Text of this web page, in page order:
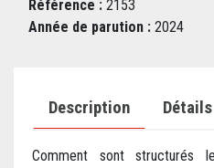
Référence : 2153
Année de parution : 2024
Description
Comment sont structurés